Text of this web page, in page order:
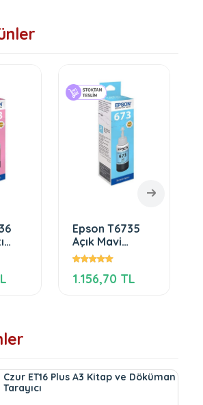
Epson T6735
Açık Mavi
Mürekkep
1.156,70 TL
Czur ET16 Plus A3 Kitap ve Döküman
Tarayıcı